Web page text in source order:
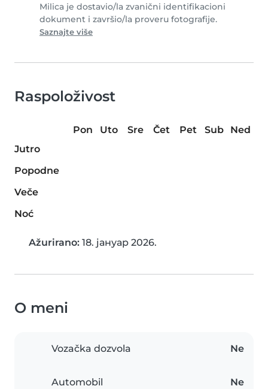
Milica je dostavio/la zvanični identifikacioni
dokument i završio/la proveru fotografije.
Saznajte više
Raspoloživost
Pon Uto Sre Čet Pet Sub
Ned
Jutro
Popodne
Veče
Noć
Ažurirano: 18. јануар 2026.
O meni
Vozačka dozvola Ne
Automobil Ne